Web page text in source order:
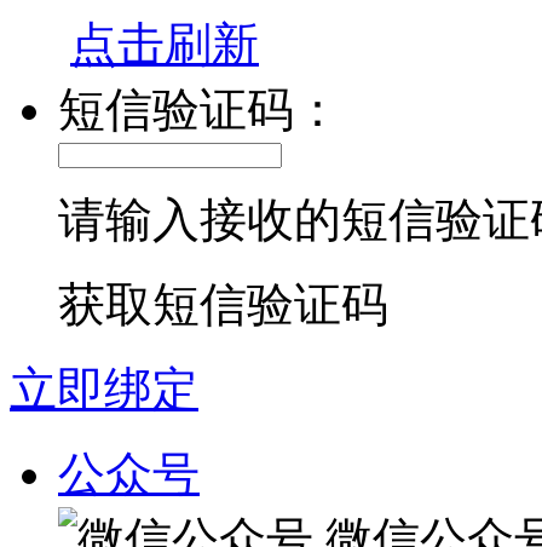
点击刷新
短信验证码：
请输入接收的短信验证
获取短信验证码
立即绑定
公众号